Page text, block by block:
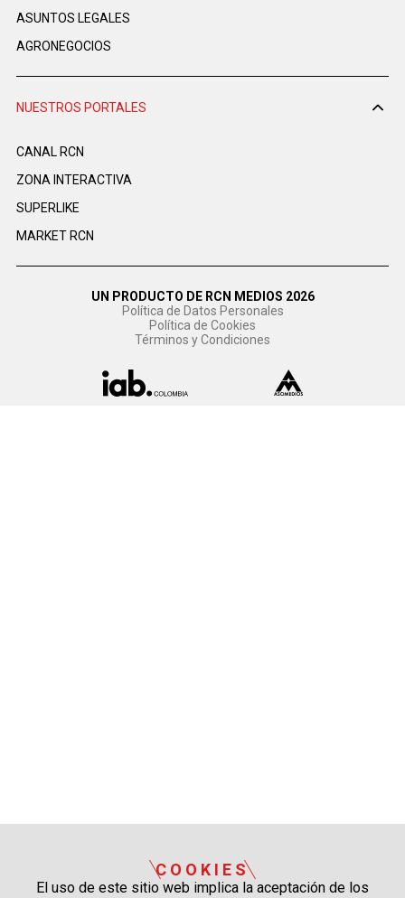
ASUNTOS LEGALES
AGRONEGOCIOS
NUESTROS PORTALES
CANAL RCN
ZONA INTERACTIVA
SUPERLIKE
MARKET RCN
UN PRODUCTO DE RCN MEDIOS 2026
Política de Datos Personales
Política de Cookies
Términos y Condiciones
COOKIES
El uso de este sitio web implica la aceptación de los